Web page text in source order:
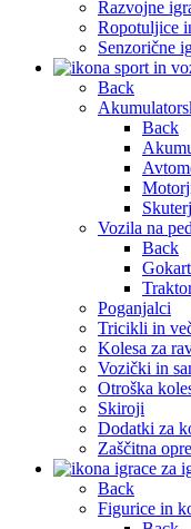
Razvojne
Ropotuljice
Senzorične
Back
Back
Vozila na
Back
Poganjalci
Tricikli in
Kolesa za
Vozički in
Otroška
Skiroji
Dodatki za
Zaščitna
Back
Figurice in